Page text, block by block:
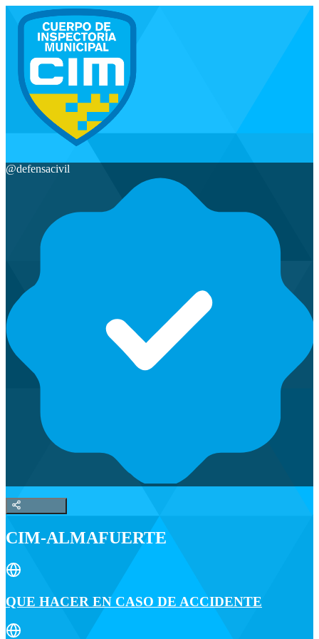
@defensacivil
CIM-ALMAFUERTE
QUE HACER EN CASO DE ACCIDENTE